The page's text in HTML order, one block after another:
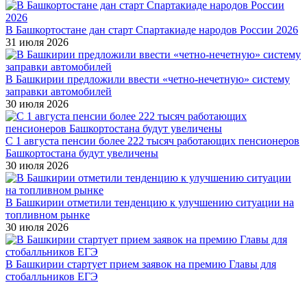
В Башкортостане дан старт Спартакиаде народов России 2026
31 июля 2026
В Башкирии предложили ввести «четно-нечетную» систему
заправки автомобилей
30 июля 2026
С 1 августа пенсии более 222 тысяч работающих пенсионеров
Башкортостана будут увеличены
30 июля 2026
В Башкирии отметили тенденцию к улучшению ситуации на
топливном рынке
30 июля 2026
В Башкирии стартует прием заявок на премию Главы для
стобалльников ЕГЭ